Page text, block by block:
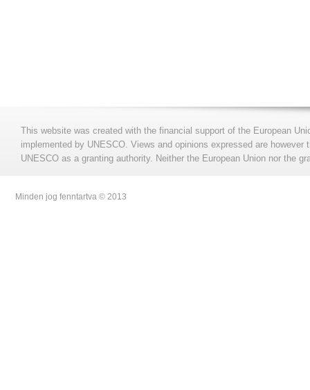
This website was created with the financial support of the European
implemented by UNESCO. Views and opinions expressed are
UNESCO as a granting authority. Neither the European Union nor the
Minden jog fenntartva © 2013